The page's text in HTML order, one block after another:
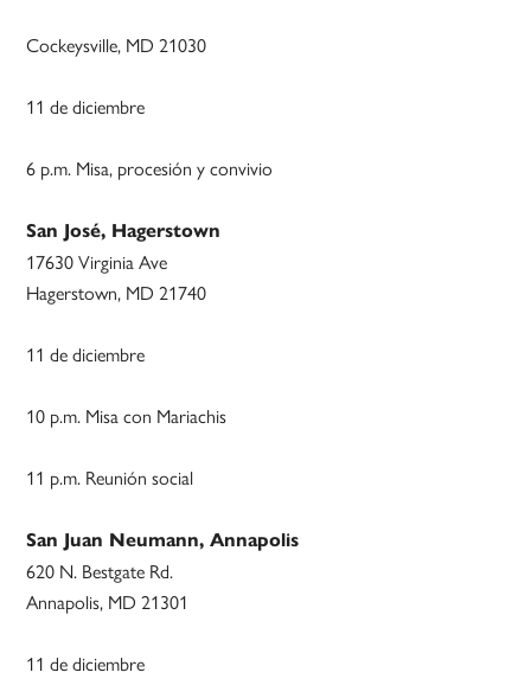
Cockeysville, MD 21030
11 de diciembre
6 p.m. Misa, procesión y convivio
San José, Hagerstown
17630 Virginia Ave
Hagerstown, MD 21740
11 de diciembre
10 p.m. Misa con Mariachis
11 p.m. Reunión social
San Juan Neumann, Annapolis
620 N. Bestgate Rd.
Annapolis, MD 21301
11 de diciembre